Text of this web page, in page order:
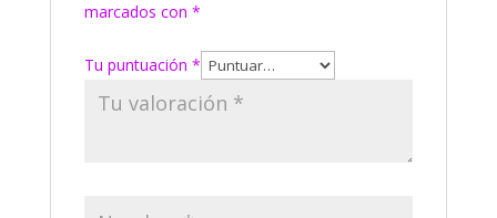
marcados con *
Tu puntuación *